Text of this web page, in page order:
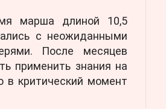
марша длиной 10,5
с неожиданными
После месяцев
применить знания на
в критический момент